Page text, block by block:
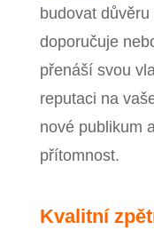
budovat
doporučuje
přenáší svou
reputaci na
nové publikum
přítomnost.
Kvalitní